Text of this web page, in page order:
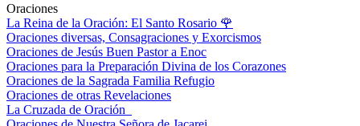
Oraciones
La Reina de la Oración: El Santo Rosario 🌹
Oraciones diversas, Consagraciones y Exorcismos
Oraciones de Jesús Buen Pastor a Enoc
Oraciones para la Preparación Divina de los Corazones
Oraciones de la Sagrada Familia Refugio
Oraciones de otras Revelaciones
La Cruzada de Oración